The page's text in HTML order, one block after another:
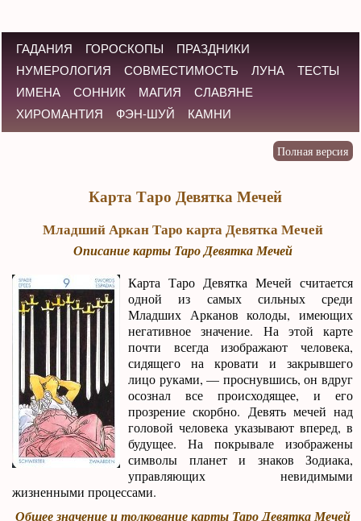
ГАДАНИЯ ГОРОСКОПЫ
ПРАЗДНИКИ
НУМЕРОЛОГИЯ
СОВМЕСТИМОСТЬ ЛУНА
ТЕСТЫ
ИМЕНА
СОННИК МАГИЯ
СЛАВЯНЕ
ХИРОМАНТИЯ
ФЭН-ШУЙ КАМНИ
Карта Таро Девятка Мечей
Младший Аркан Таро карта Девятка Мечей
Описание карты Таро Девятка Мечей
Карта Таро Девятка Мечей считается
одной из самых сильных среди
Младших Арканов колоды, имеющих
негативное значение. На этой карте
почти всегда изображают человека,
сидящего на кровати и закрывшего
лицо руками, — проснувшись, он вдруг
осознал все происходящее, и его
прозрение скорбно. Девять мечей над
головой человека указывают вперед, в
будущее. На покрывале изображены
символы планет и знаков Зодиака,
управляющих невидимыми
жизненными процессами.
Общее значение и толкование карты Таро Девятка Мечей